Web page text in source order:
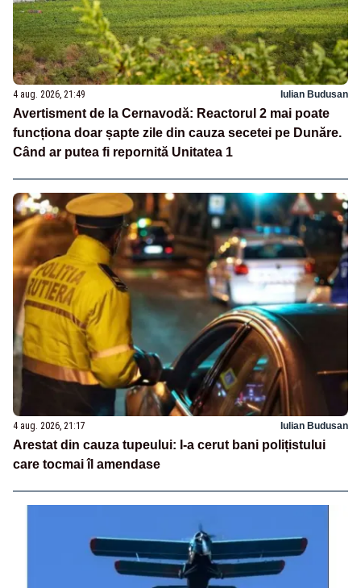
4 aug. 2026, 21:49 Iulian Budusan
Avertisment de la Cernavodă: Reactorul 2 mai poate
funcționa doar șapte zile din cauza secetei pe Dunăre.
Când ar putea fi repornită Unitatea 1
4 aug. 2026, 21:17 Iulian Budusan
Arestat din cauza tupeului: I-a cerut bani polițistului
care tocmai îl amendase